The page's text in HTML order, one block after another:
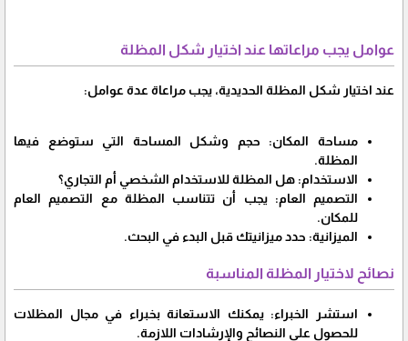
عوامل يجب مراعاتها عند اختيار شكل المظلة
عند اختيار شكل المظلة الحديدية، يجب مراعاة عدة عوامل:
مساحة المكان: حجم وشكل المساحة التي ستوضع فيها
المظلة.
الاستخدام: هل المظلة للاستخدام الشخصي أم التجاري؟
التصميم العام: يجب أن تتناسب المظلة مع التصميم العام
للمكان.
الميزانية: حدد ميزانيتك قبل البدء في البحث.
نصائح لاختيار المظلة المناسبة
استشر الخبراء: يمكنك الاستعانة بخبراء في مجال المظلات
للحصول على النصائح والإرشادات اللازمة.